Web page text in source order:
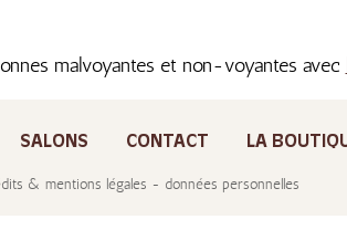
malvoyantes et non-voyantes avec
SALONS CONTACT LA
& mentions légales - données personnelles